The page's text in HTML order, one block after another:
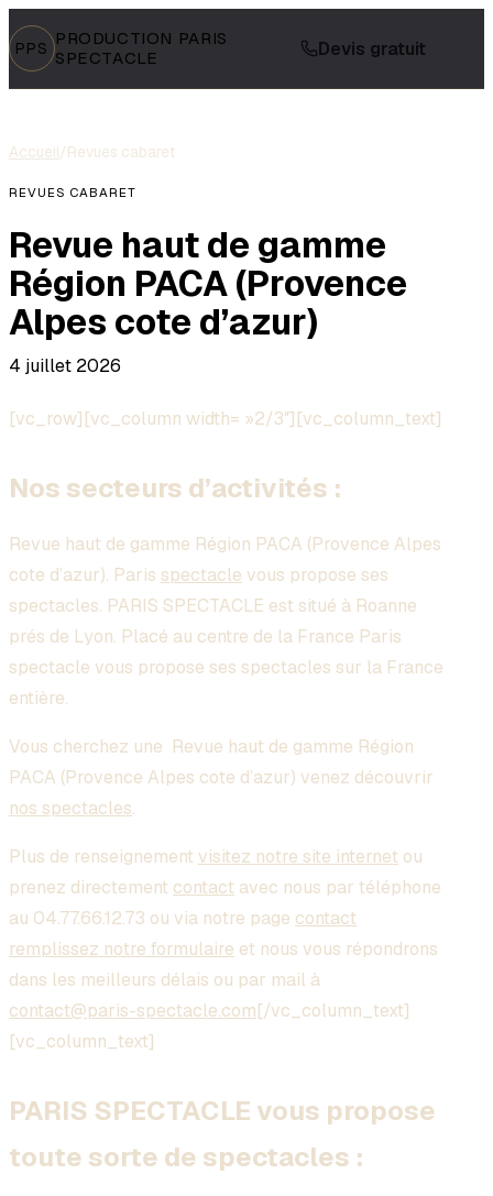
PPS PRODUCTION PARIS
SPECTACLE
Devis gratuit
Accueil/Revues cabaret
REVUES CABARET
Revue haut de gamme
Région PACA (Provence
Alpes cote d’azur)
4 juillet 2026
[vc_row][vc_column width= »2/3″][vc_column_text]
Nos secteurs d’activités :
Revue haut de gamme Région PACA (Provence Alpes
cote d’azur). Paris spectacle vous propose ses
spectacles. PARIS SPECTACLE est situé à Roanne
prés de Lyon. Placé au centre de la France Paris
spectacle vous propose ses spectacles sur la France
entière.
Vous cherchez une Revue haut de gamme Région
PACA (Provence Alpes cote d’azur) venez découvrir
nos spectacles.
Plus de renseignement visitez notre site internet ou
prenez directement contact avec nous par téléphone
au 04.77.66.12.73 ou via notre page contact
remplissez notre formulaire et nous vous répondrons
dans les meilleurs délais ou par mail à
contact@paris-spectacle.com[/vc_column_text]
[vc_column_text]
PARIS SPECTACLE vous propose
toute sorte de spectacles :